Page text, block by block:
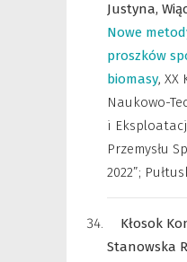
Justyna,
Nowe
proszków
biomasy, XX
Naukowo-
i
Przemysłu
2022”;
Kłosok
Stanowska